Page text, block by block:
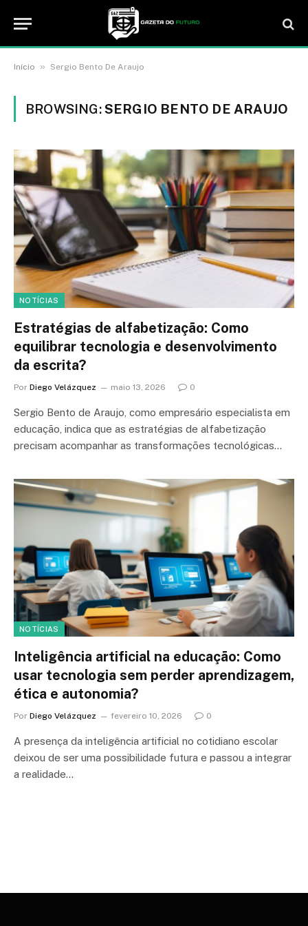
Início » Sergio Bento De Araujo
BROWSING:SERGIO BENTO DE ARAUJO
NOTÍCIAS
Estratégias de alfabetização: Como
equilibrar tecnologia e desenvolvimento
da escrita?
Por Diego Velázquez maio 13, 2026 0
Sergio Bento de Araujo, como empresário especialista em
educação, indica que as estratégias de alfabetização
precisam acompanhar as transformações tecnológicas…
NOTÍCIAS
Inteligência artificial na educação: Como
usar tecnologia sem perder aprendizagem,
ética e autonomia?
Por Diego Velázquez fevereiro 10, 2026 0
A presença da inteligência artificial no cotidiano escolar
deixou de ser uma possibilidade futura e passou a integrar
a realidade…